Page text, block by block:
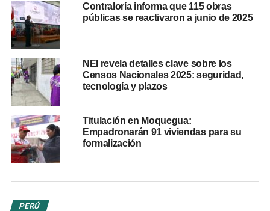
«Estamos cumpliendo un compromiso del Gobierno de la
presidenta Dina Boluarte. El Bono Justo permitirá
restablecer los derechos de las familias afectadas por
casos como ‘Lima Bonita’ y ‘Chiclayo Bonito'»,
ministro de Vivienda, Durich Whittembury.
Sanciones para las inmobiliarias
incumplidoras
La normativa también fortalece la supervisión del Fondo
Mivivienda, que ahora podrá aplicar sanciones a
del BFH. Además, faculta a este organismo a recuperar
Contraloría informa que 115 obras
públicas se reactivaron a junio de 2025
NEI revela detalles clave sobre los
Censos Nacionales 2025: seguridad,
tecnología y plazos
Titulación en Moquegua:
Empadronarán 91 viviendas para su
formalización
PERÚ